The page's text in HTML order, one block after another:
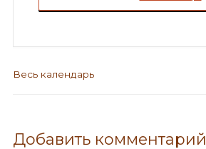
Весь календарь
Добавить комментарий